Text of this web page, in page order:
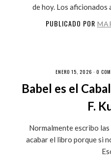
de hoy. Los aficionados
PUBLICADO POR
ENERO 15, 2026 · 0
Babel es el
F.
Normalmente escribo
acabar el libro porque si